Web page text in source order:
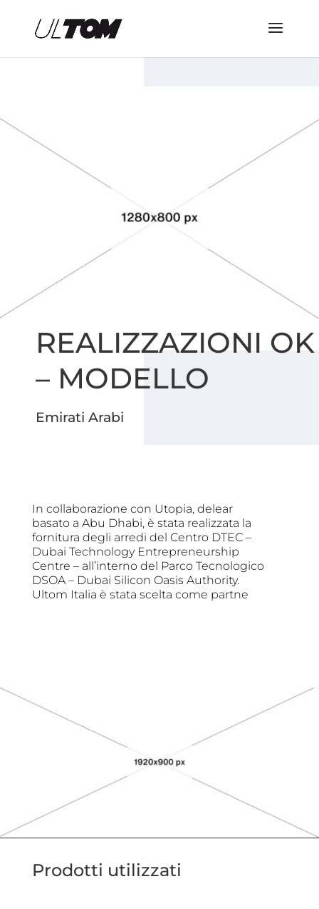
REALIZZAZIONI OK
– MODELLO
Emirati Arabi
In collaborazione con Utopia, delear
basato a Abu Dhabi, è stata realizzata la
fornitura degli arredi del Centro DTEC –
Dubai Technology Entrepreneurship
Centre – all’interno del Parco Tecnologico
DSOA – Dubai Silicon Oasis Authority.
Ultom Italia è stata scelta come partne
Prodotti utilizzati